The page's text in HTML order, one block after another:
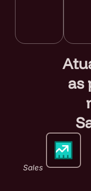
as
Sales